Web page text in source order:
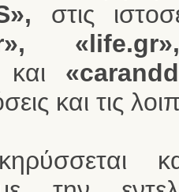
στις
και
και τις